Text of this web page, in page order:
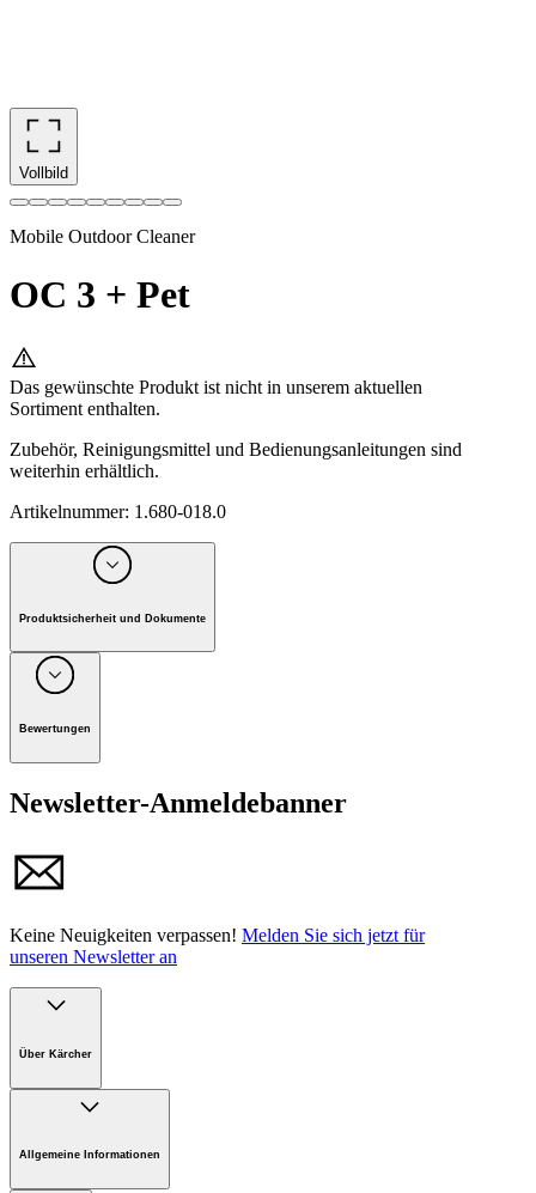
Vollbild
Mobile Outdoor Cleaner
OC 3 + Pet
Das gewünschte Produkt ist nicht in unserem aktuellen
Sortiment enthalten.
Zubehör, Reinigungsmittel und Bedienungsanleitungen sind
weiterhin erhältlich.
Artikelnummer: 1.680-018.0
Produktsicherheit und Dokumente
Unternehmen: Alfred Kärcher GmbH, Maculangasse 4, A-
1220 Wien
Handbuch
Bewertungen
Newsletter-Anmeldebanner
Keine Neuigkeiten verpassen! Melden Sie sich jetzt für
unseren Newsletter an
Über Kärcher
Unternehmen
Nachhaltigkeit
Allgemeine Informationen